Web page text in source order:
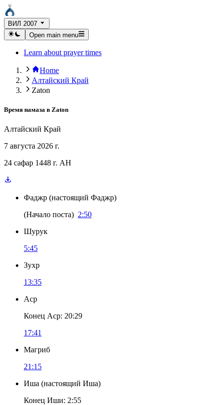
ВИЛ 2007
Open main menu
Learn about prayer times
Home
Алтайский Край
Zaton
Время намаза в Zaton
Алтайский Край
7 августа 2026 г.
24 сафар 1448 г. AH
Фаджр (настоящий Фаджр)
(Начало поста) 2:50
Шурук
5:45
Зухр
13:35
Аср
Конец Аср: 20:29
17:41
Магриб
21:15
Иша (настоящий Иша)
Конец Иши: 2:55